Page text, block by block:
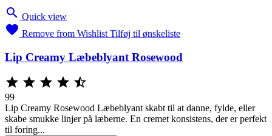
 Quick view
 Remove from Wishlist Tilføj til ønskeliste
Lip Creamy Læbeblyant Rosewood
    
99
Lip Creamy Rosewood Læbeblyant skabt til at danne, fylde, eller
skabe smukke linjer på læberne. En cremet konsistens, der er perfekt
til foring...